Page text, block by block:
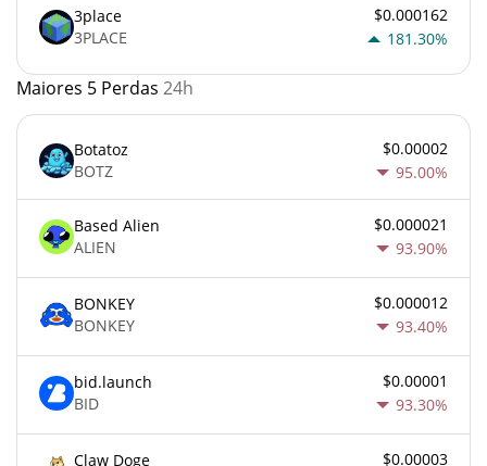
3place
3PLACE
$0.000162
181.30%
Maiores 5 Perdas 24h
Botatoz
BOTZ
$0.00002
95.00%
Based Alien
ALIEN
$0.000021
93.90%
BONKEY
BONKEY
$0.000012
93.40%
bid.launch
BID
$0.00001
93.30%
Claw Doge $0.00003